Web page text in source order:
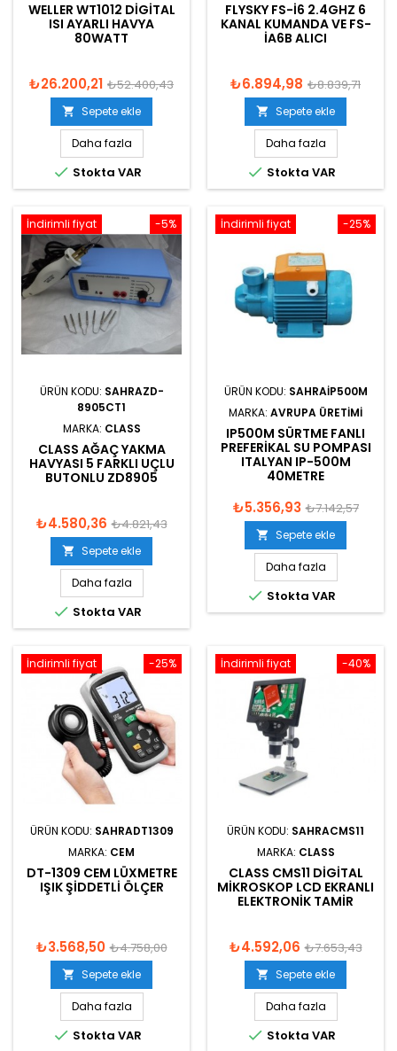
WELLER WT1012 DIGITAL
ISI AYARLI HAVYA
80WATT
₺26.200,21 ₺52.400,43
 Sepete ekle
Daha fazla
 Stokta VAR
FLYSKY FS-I6 2.4GHZ 6
KANAL KUMANDA VE FS-
IA6B ALICI
₺6.894,98 ₺8.839,71
 Sepete ekle
Daha fazla
 Stokta VAR
-5%
İndirimli fiyat
ÜRÜN KODU: SAHRAZD-
8905CT1
MARKA: CLASS
CLASS AĞAÇ YAKMA
HAVYASI 5 FARKLI UÇLU
BUTONLU ZD8905
₺4.580,36 ₺4.821,43
 Sepete ekle
Daha fazla
 Stokta VAR
-25%
İndirimli fiyat
ÜRÜN KODU: SAHRAIP500M
MARKA: AVRUPA ÜRETIMI
IP500M SÜRTME FANLI
PREFERIKAL SU POMPASI
ITALYAN IP-500M
40METRE
₺5.356,93 ₺7.142,57
 Sepete ekle
Daha fazla
 Stokta VAR
-25%
İndirimli fiyat
ÜRÜN KODU: SAHRADT1309
MARKA: CEM
DT-1309 CEM LÜXMETRE
IŞIK ŞIDDETLI ÖLÇER
₺3.568,50 ₺4.758,00
 Sepete ekle
Daha fazla
 Stokta VAR
-40%
İndirimli fiyat
ÜRÜN KODU: SAHRACMS11
MARKA: CLASS
CLASS CMS11 DIGITAL
MIKROSKOP LCD EKRANLI
ELEKTRONIK TAMIR
₺4.592,06 ₺7.653,43
 Sepete ekle
Daha fazla
 Stokta VAR